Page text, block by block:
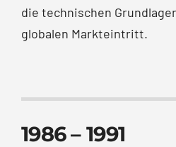
die technischen
globalen Markteintritt.
1986 – 1991